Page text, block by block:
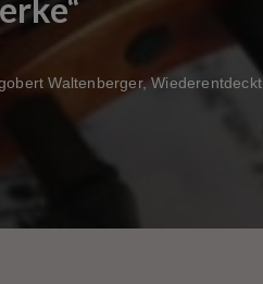
Waltenberger,Wiederentdeckt